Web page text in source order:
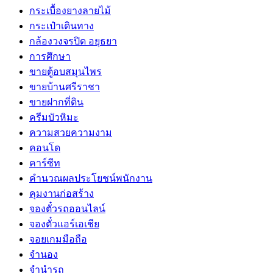
กระเบื้องยางลายไม้
กระเป๋าเดินทาง
กล้องวงจรปิด อยุธยา
การศึกษา
ขายตู้อบสมุนไพร
ขายบ้านศรีราชา
ขายฝากที่ดิน
ครีมบัวหิมะ
ความสวยความงาม
คอนโด
คาร์ซีท
คำนวณผลประโยชน์พนักงาน
คุมงานก่อสร้าง
จองตั๋วรถออนไลน์
จองตั๋วแอร์เอเชีย
จอยเกมมือถือ
จำนอง
จำนำรถ